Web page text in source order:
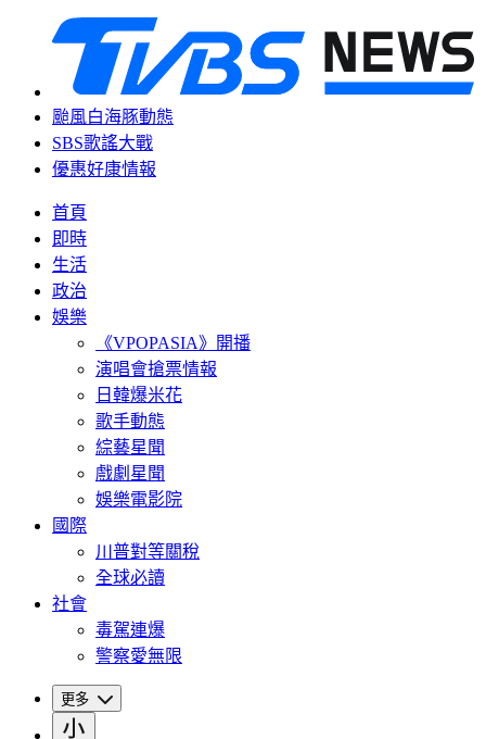
颱風白海豚動態
SBS歌謠大戰
優惠好康情報
首頁
即時
生活
政治
娛樂
《VPOPASIA》開播
演唱會搶票情報
日韓爆米花
歌手動態
綜藝星聞
戲劇星聞
娛樂電影院
國際
川普對等關稅
全球必讀
社會
毒駕連爆
警察愛無限
更多